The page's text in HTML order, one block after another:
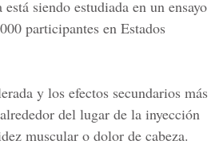
siendo estudiada en un ensayo
participantes en Estados
y los efectos secundarios más
del lugar de la inyección
muscular o dolor de cabeza.